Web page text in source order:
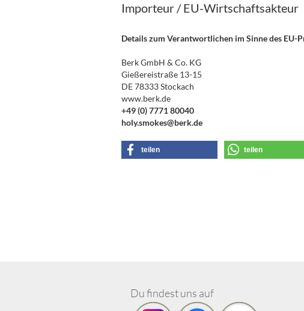
Importeur / EU-Wirtschaftsakteur
Details zum Verantwortlichen im Sinne des EU-
Berk GmbH & Co. KG
Gießereistraße 13-15
DE 78333 Stockach
www.berk.de
+49 (0) 7771 80040
holy.smokes@berk.de
teilen teilen
Du findest uns auf